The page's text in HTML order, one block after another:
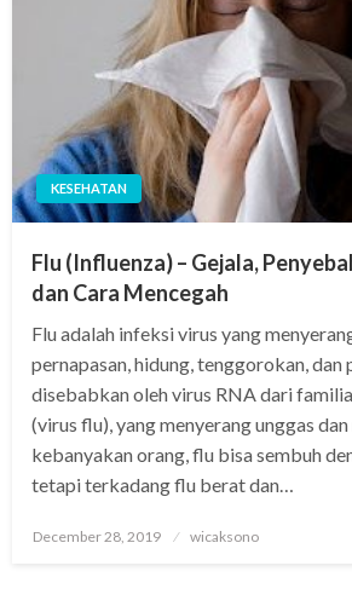
KESEHATAN
Flu (Influenza) – Gejala,
dan Cara Mencegah
Flu adalah infeksi virus yang
pernapasan, hidung, tenggorokan, dan
disebabkan oleh virus RNA dari
(virus flu), yang menyerang unggas
kebanyakan orang, flu bisa sembuh
tetapi terkadang flu berat dan…
Posted
December 28, 2019 wicaksono